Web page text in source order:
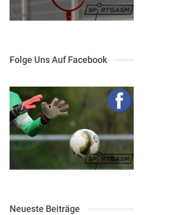
Folge Uns Auf Facebook
Neueste Beiträge